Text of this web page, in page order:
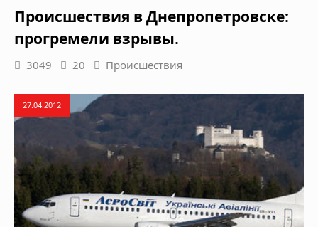
Происшествия в Днепропетровске:
прогремели взрывы.
3049 20 Происшествия
27.04.2012